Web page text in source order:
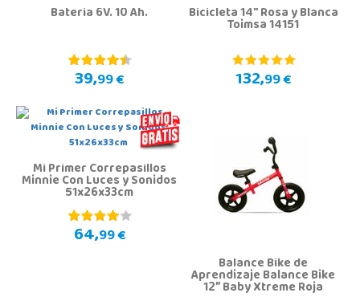
Bateria 6V. 10 Ah.
39,99 €
Bicicleta 14" Rosa y Blanca
Toimsa 14151
132,99 €
Mi Primer Correpasillos
Minnie Con Luces y Sonidos
51x26x33cm
64,99 €
Balance Bike de
Aprendizaje Balance Bike
12” Baby Xtreme Roja